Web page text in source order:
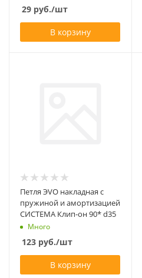
29 руб./шт
В корзину
Петля ЭVO накладная с
пружиной и амортизацией
СИСТЕМА Клип-он 90* d35
Много
123 руб./шт
В корзину